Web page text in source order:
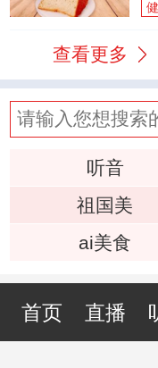
查看更多
听音
祖国美
ai美食
首页 直播